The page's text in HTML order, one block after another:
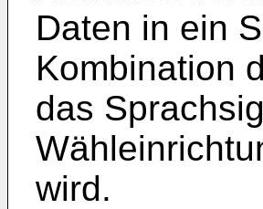
Daten in ein
Kombination
das
wird.